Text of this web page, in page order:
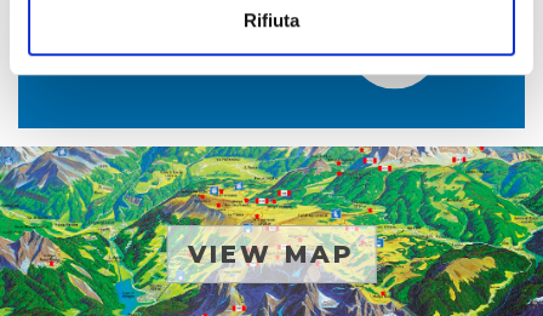
Rifiuta
LEGGI TUTTI
GLI ARTICOLI
VIEW MAP